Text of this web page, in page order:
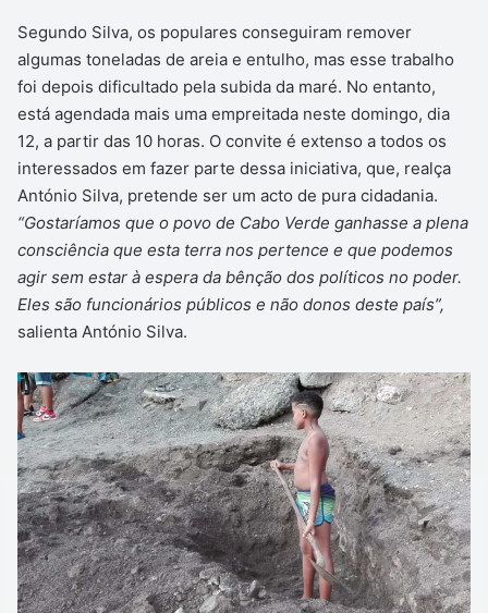
Segundo Silva, os populares conseguiram remover
algumas toneladas de areia e entulho, mas esse trabalho
foi depois dificultado pela subida da maré. No entanto,
está agendada mais uma empreitada neste domingo, dia
12, a partir das 10 horas. O convite é extenso a todos os
interessados em fazer parte dessa iniciativa, que, realça
António Silva, pretende ser um acto de pura cidadania.
“Gostaríamos que o povo de Cabo Verde ganhasse a plena
consciência que esta terra nos pertence e que podemos
agir sem estar à espera da bênção dos políticos no poder.
Eles são funcionários públicos e não donos deste país”,
salienta António Silva.